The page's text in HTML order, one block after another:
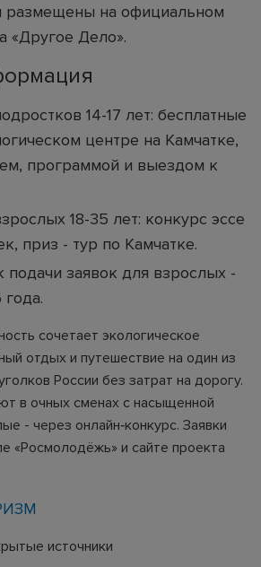
размещены на официальном
«Другое Дело».
14-17 лет: бесплатные
центре на Камчатке,
программой и выездом к
18-35 лет: конкурс эссе
приз - тур по Камчатке.
подачи заявок для взрослых -
сочетает экологическое
отдых и путешествие на один из
России без затрат на дорогу.
в очных сменах с насыщенной
- через онлайн‑конкурс. Заявки
«Росмолодёжь» и сайте проекта
источники